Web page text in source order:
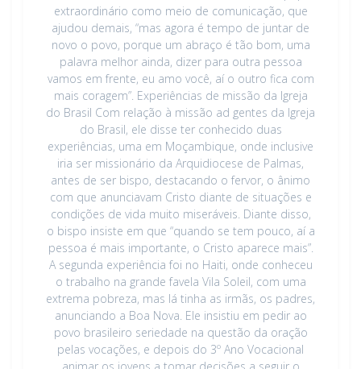
extraordinário como meio de comunicação, que
ajudou demais, “mas agora é tempo de juntar de
novo o povo, porque um abraço é tão bom, uma
palavra melhor ainda, dizer para outra pessoa
vamos em frente, eu amo você, aí o outro fica com
mais coragem”. Experiências de missão da Igreja
do Brasil Com relação à missão ad gentes da Igreja
do Brasil, ele disse ter conhecido duas
experiências, uma em Moçambique, onde inclusive
iria ser missionário da Arquidiocese de Palmas,
antes de ser bispo, destacando o fervor, o ânimo
com que anunciavam Cristo diante de situações e
condições de vida muito miseráveis. Diante disso,
o bispo insiste em que “quando se tem pouco, aí a
pessoa é mais importante, o Cristo aparece mais”.
A segunda experiência foi no Haiti, onde conheceu
o trabalho na grande favela Vila Soleil, com uma
extrema pobreza, mas lá tinha as irmãs, os padres,
anunciando a Boa Nova. Ele insistiu em pedir ao
povo brasileiro seriedade na questão da oração
pelas vocações, e depois do 3º Ano Vocacional